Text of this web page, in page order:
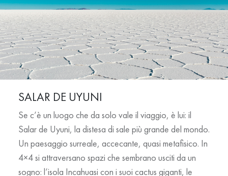
SALAR DE UYUNI
Se c’è un luogo che da solo vale il viaggio, è lui: il
Salar de Uyuni, la distesa di sale più grande del mondo.
Un paesaggio surreale, accecante, quasi metafisico. In
4×4 si attraversano spazi che sembrano usciti da un
sogno: l’isola Incahuasi con i suoi cactus giganti, le